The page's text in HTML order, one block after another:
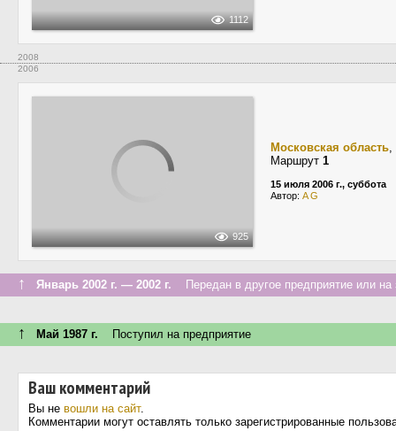
1112
2008
2006
925
Московская область,
Маршрут 1
15 июля 2006 г., суббота
Автор: A G
↑ Январь 2002 г. — 2002 г. Передан в другое предприятие или на
↑ Май 1987 г. Поступил на предприятие
Ваш комментарий
Вы не вошли на сайт.
Комментарии могут оставлять только зарегистрированные